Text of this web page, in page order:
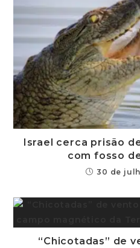
Israel cerca prisão
com fosso
30 de
“Chicotadas” de